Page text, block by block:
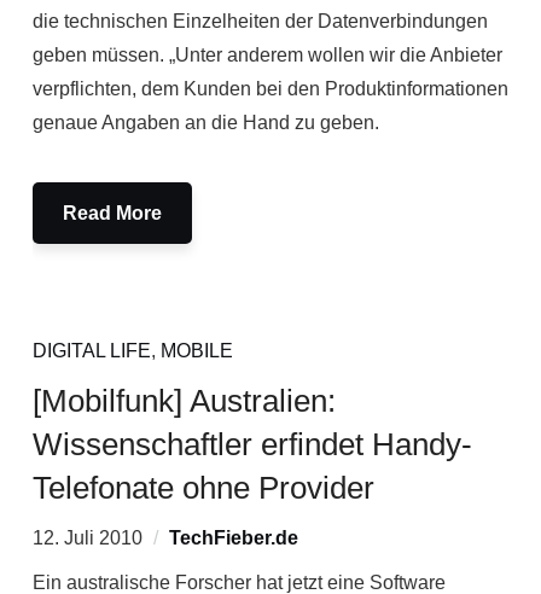
die technischen Einzelheiten der Datenverbindungen
geben müssen. „Unter anderem wollen wir die Anbieter
verpflichten, dem Kunden bei den Produktinformationen
genaue Angaben an die Hand zu geben.
Read More
DIGITAL LIFE, MOBILE
[Mobilfunk] Australien:
Wissenschaftler erfindet Handy-
Telefonate ohne Provider
12. Juli 2010 TechFieber.de
Ein australische Forscher hat jetzt eine Software